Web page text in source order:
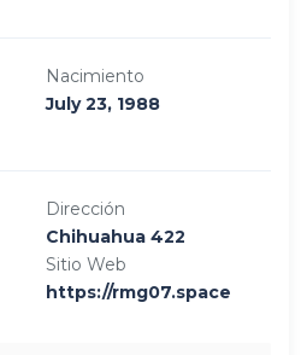
Nacimiento
July 23, 1988
Dirección
Chihuahua 422
Sitio Web
https://rmg07.space